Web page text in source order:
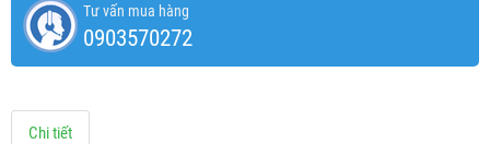
Tư vấn mua hàng
0903570272
Chi tiết